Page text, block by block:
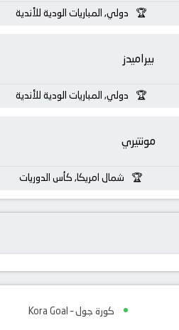
دولي, المباريات الودية للأندية
بيراميدز
دولي, المباريات الودية للأندية
مونتيري
شمال امريكا, كأس الدوريات
كورة جول – Kora Goal